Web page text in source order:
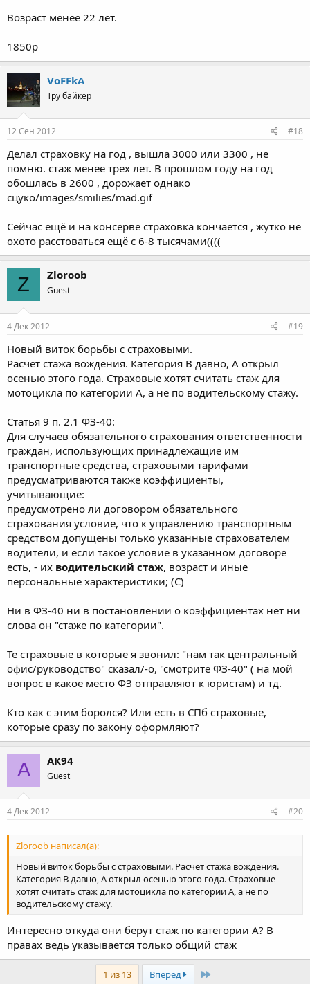
Возраст менее 22 лет.
1850р
VoFFkA
Тру байкер
12 Сен 2012 #18
Делал страховку на год , вышла 3000 или 3300 , не
помню. стаж менее трех лет. В прошлом году на год
обошлась в 2600 , дорожает однако
сцуко/images/smilies/mad.gif
Сейчас ещё и на консерве страховка кончается , жутко не
охото расстоваться ещё с 6-8 тысячами((((
Z Zloroob
Guest
4 Дек 2012 #19
Новый виток борьбы с страховыми.
Расчет стажа вождения. Категория В давно, А открыл
осенью этого года. Страховые хотят считать стаж для
мотоцикла по категории А, а не по водительскому стажу.
Статья 9 п. 2.1 ФЗ-40:
Для случаев обязательного страхования ответственности
граждан, использующих принадлежащие им
транспортные средства, страховыми тарифами
предусматриваются также коэффициенты,
учитывающие:
предусмотрено ли договором обязательного
страхования условие, что к управлению транспортным
средством допущены только указанные страхователем
водители, и если такое условие в указанном договоре
есть, - их водительский стаж, возраст и иные
персональные характеристики; (С)
Ни в ФЗ-40 ни в постановлении о коэффициентах нет ни
слова он "стаже по категории".
Те страховые в которые я звонил: "нам так центральный
офис/руководство" сказал/-о, "смотрите ФЗ-40" ( на мой
вопрос в какое место ФЗ отправляют к юристам) и тд.
Кто как с этим боролся? Или есть в СПб страховые,
которые сразу по закону оформляют?
А АК94
Guest
4 Дек 2012 #20
Zloroob написал(а):
Новый виток борьбы с страховыми. Расчет стажа вождения.
Категория В давно, А открыл осенью этого года. Страховые
хотят считать стаж для мотоцикла по категории А, а не по
водительскому стажу.
Интересно откуда они берут стаж по категории А? В
правах ведь указывается только общий стаж
1 из 13 Вперёд Last